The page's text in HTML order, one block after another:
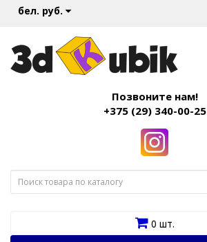
бел. руб.
Позвоните нам!
+375 (29) 340-00-25
0 шт.